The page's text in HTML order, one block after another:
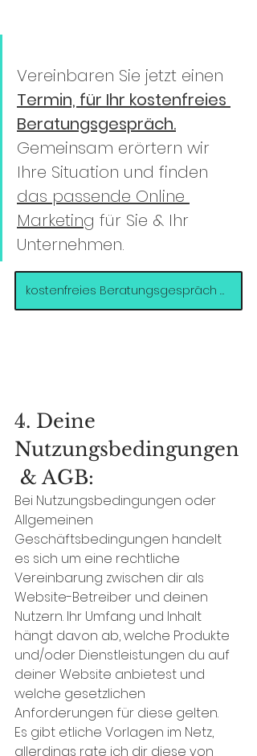
Vereinbaren Sie jetzt einen
Termin, für Ihr kostenfreies
Beratungsgespräch.
Gemeinsam erörtern wir
Ihre Situation und finden
das passende Online
Marketing für Sie & Ihr
Unternehmen.
kostenfreies Beratungsgespräch buchen >>
4. Deine
Nutzungsbedingungen
& AGB:
Bei Nutzungsbedingungen oder
Allgemeinen
Geschäftsbedingungen handelt
es sich um eine rechtliche
Vereinbarung zwischen dir als
Website-Betreiber und deinen
Nutzern. Ihr Umfang und Inhalt
hängt davon ab, welche Produkte
und/oder Dienstleistungen du auf
deiner Website anbietest und
welche gesetzlichen
Anforderungen für diese gelten.
Es gibt etliche Vorlagen im Netz,
allerdings rate ich dir diese von